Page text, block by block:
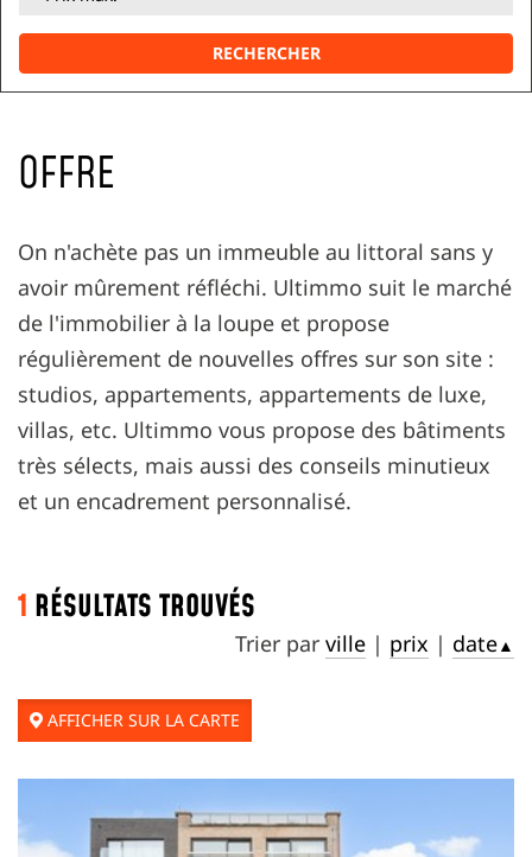
RECHERCHER
OFFRE
On n'achète pas un immeuble au littoral sans y
avoir mûrement réfléchi. Ultimmo suit le marché
de l'immobilier à la loupe et propose
régulièrement de nouvelles offres sur son site :
studios, appartements, appartements de luxe,
villas, etc. Ultimmo vous propose des bâtiments
très sélects, mais aussi des conseils minutieux
et un encadrement personnalisé.
1 RÉSULTATS TROUVÉS
Trier par ville | prix | date▲
AFFICHER SUR LA CARTE